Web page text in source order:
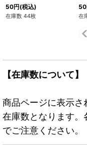
50円(税込)
在庫数 44枚
50
在
【在庫数について】
商品ページに表示
在庫数となります
でご注意ください。